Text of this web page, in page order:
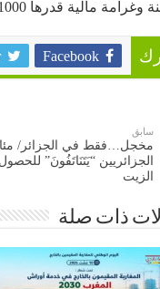
وغرامة مالية قدرها 1000 درهم.
Facebook
سابق
مخجل…فقط في الجزائر/
الجزائريين “يَتَنَاتَفُونَ”
الزيت
ذات صلة